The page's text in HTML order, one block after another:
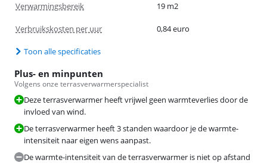
Verwarmingsbereik 19 m2
Verbruikskosten per uur 0,84 euro
Toon alle specificaties
Plus- en minpunten
Volgens onze terrasverwarmerspecialist
Deze terrasverwarmer heeft vrijwel geen warmteverlies door de
invloed van wind.
De terrasverwarmer heeft 3 standen waardoor je de warmte-
intensiteit naar eigen wens aanpast.
De warmte-intensiteit van de terrasverwarmer is niet op afstand